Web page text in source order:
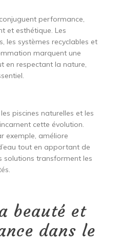
performance,
et esthétique. Les
les systèmes recyclables et
marquent une
en respectant la nature,
piscines naturelles et les
cette évolution.
exemple, améliore
tout en apportant de
solutions transforment les
beauté et
dans le